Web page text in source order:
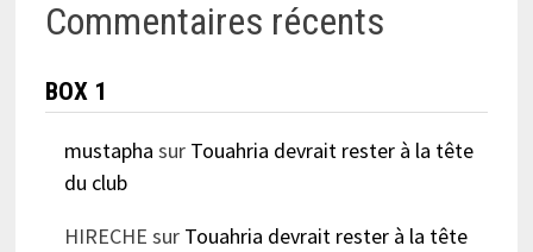
Commentaires récents
BOX 1
mustapha sur Touahria devrait rester à la tête
du club
HIRECHE sur Touahria devrait rester à la tête